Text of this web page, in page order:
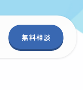
無料相談